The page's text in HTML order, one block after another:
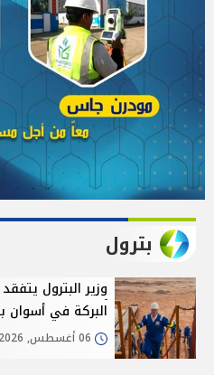
بترول
وزير البترول
البركة في أسوان